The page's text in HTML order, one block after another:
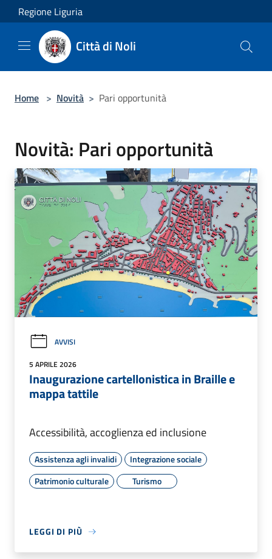
Salta al contenuto principale
Regione Liguria
Città di Noli
Home > Novità > Pari opportunità
Novità: Pari opportunità
AVVISI
5 APRILE 2026
Inaugurazione cartellonistica in Braille e
mappa tattile
Accessibilità, accoglienza ed inclusione
Assistenza agli invalidi
Integrazione sociale
Patrimonio culturale
Turismo
LEGGI DI PIÙ